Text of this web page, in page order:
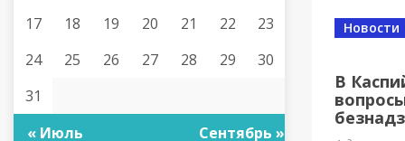
17
18 19 20 21 22
23
24
25 26 27 28 29
30
31
« Июль
Сентябрь »
В
Новости